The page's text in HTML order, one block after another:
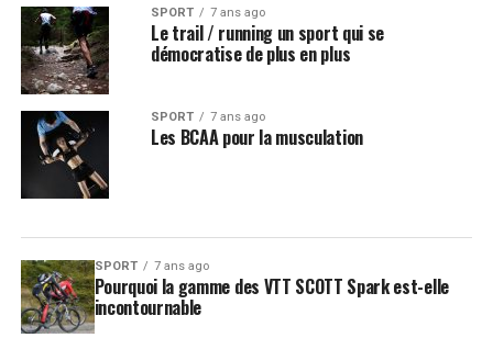
SPORT 7 ans ago
Le trail / running un sport qui se
démocratise de plus en plus
SPORT 7 ans ago
Les BCAA pour la musculation
SPORT 7 ans ago
Pourquoi la gamme des VTT SCOTT Spark est-elle
incontournable